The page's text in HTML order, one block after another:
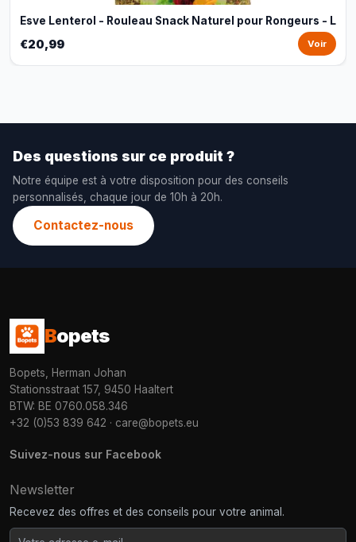
Esve Lenterol - Rouleau Snack Naturel pour Rongeurs - L
€20,99 Voir
Des questions sur ce produit ?
Notre équipe est à votre disposition pour des conseils
personnalisés, chaque jour de 10h à 20h.
Contactez-nous
Bopets
Bopets, Herman Johan
Stationsstraat 157, 9450 Haaltert
BTW: BE 0760.058.346
+32 (0)53 839 642 · care@bopets.eu
Suivez-nous sur Facebook
Newsletter
Recevez des offres et des conseils pour votre animal.